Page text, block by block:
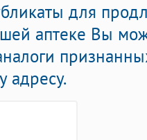
для
аптеке Вы
адресу.